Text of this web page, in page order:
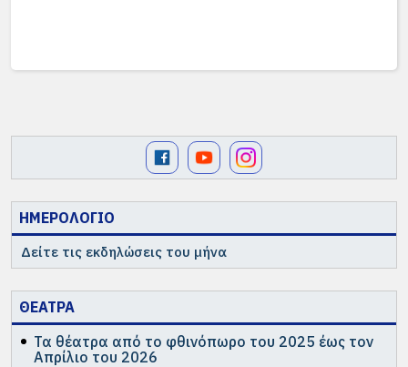
ΗΜΕΡΟΛΟΓΙΟ
Δείτε τις εκδηλώσεις του μήνα
ΘΕΑΤΡΑ
Τα θέατρα από το φθινόπωρο του 2025 έως τον
Απρίλιο του 2026